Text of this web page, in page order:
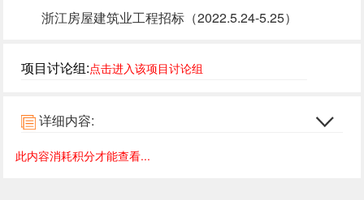
浙江房屋建筑业工程招标（2022.5.24-5.25）
项目讨论组:点击进入该项目讨论组
详细内容:
此内容消耗积分才能查看...